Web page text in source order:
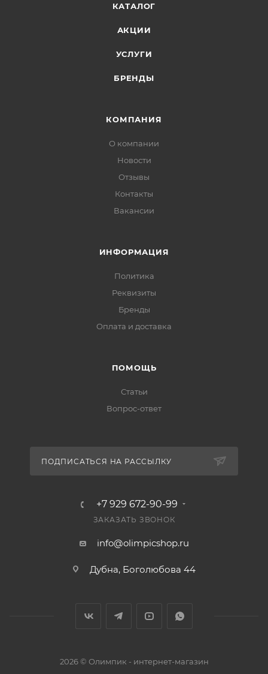
КАТАЛОГ
АКЦИИ
УСЛУГИ
БРЕНДЫ
КОМПАНИЯ
О компании
Новости
Отзывы
Контакты
Вакансии
ИНФОРМАЦИЯ
Политика
Реквизиты
Бренды
Оплата и доставка
ПОМОЩЬ
Статьи
Вопрос-ответ
ПОДПИСАТЬСЯ НА РАССЫЛКУ
+7 929 672-90-99
ЗАКАЗАТЬ ЗВОНОК
info@olimpicshop.ru
Дубна, Боголюбова 44
2026 © Олимпик - интернет-магазин